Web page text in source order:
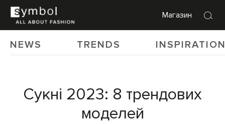
Магазин
NEWS TRENDS
Сукні 2023: 8 трендових
моделей